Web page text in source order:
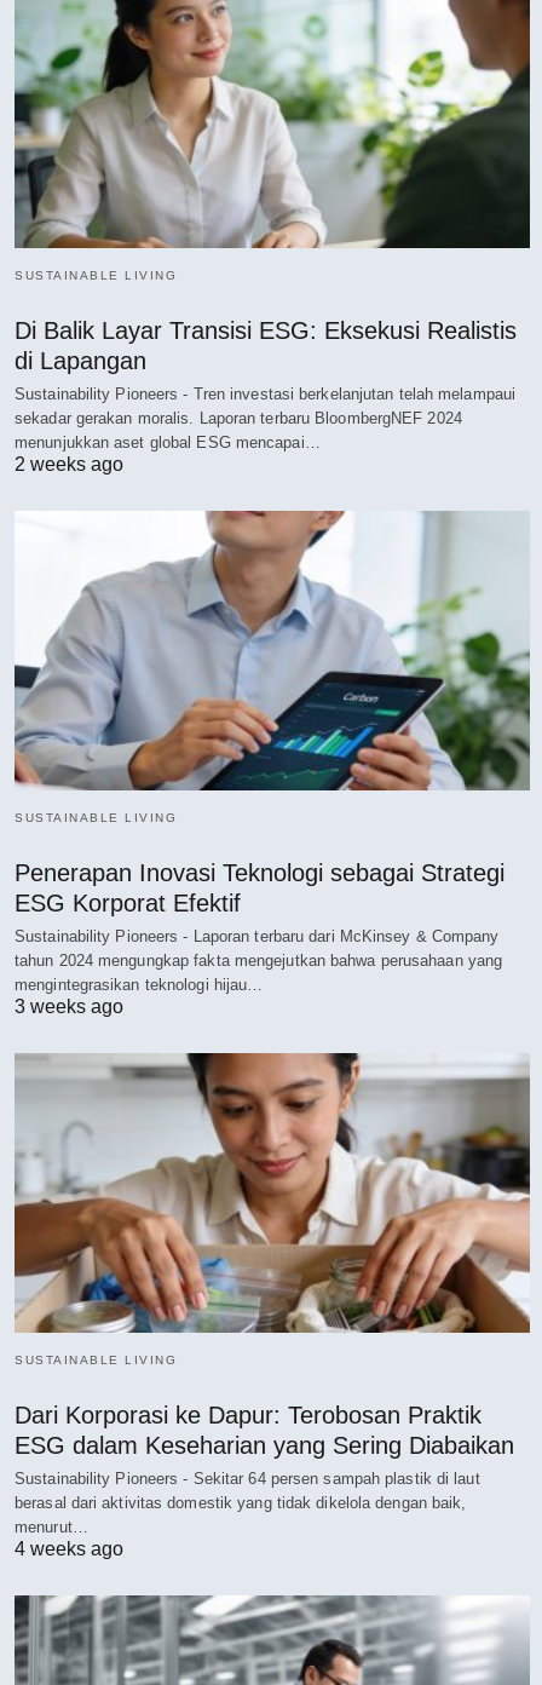
SUSTAINABLE LIVING
Di Balik Layar Transisi ESG: Eksekusi Realistis
di Lapangan
Sustainability Pioneers - Tren investasi berkelanjutan telah melampaui
sekadar gerakan moralis. Laporan terbaru BloombergNEF 2024
menunjukkan aset global ESG mencapai…
2 weeks ago
SUSTAINABLE LIVING
Penerapan Inovasi Teknologi sebagai Strategi
ESG Korporat Efektif
Sustainability Pioneers - Laporan terbaru dari McKinsey & Company
tahun 2024 mengungkap fakta mengejutkan bahwa perusahaan yang
mengintegrasikan teknologi hijau…
3 weeks ago
SUSTAINABLE LIVING
Dari Korporasi ke Dapur: Terobosan Praktik
ESG dalam Keseharian yang Sering Diabaikan
Sustainability Pioneers - Sekitar 64 persen sampah plastik di laut
berasal dari aktivitas domestik yang tidak dikelola dengan baik,
menurut…
4 weeks ago